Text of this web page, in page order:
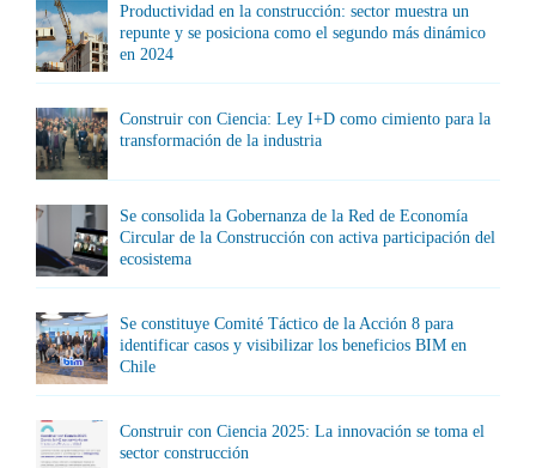
Productividad en la construcción: sector muestra un
repunte y se posiciona como el segundo más dinámico
en 2024
Construir con Ciencia: Ley I+D como cimiento para la
transformación de la industria
Se consolida la Gobernanza de la Red de Economía
Circular de la Construcción con activa participación del
ecosistema
Se constituye Comité Táctico de la Acción 8 para
identificar casos y visibilizar los beneficios BIM en
Chile
Construir con Ciencia 2025: La innovación se toma el
sector construcción